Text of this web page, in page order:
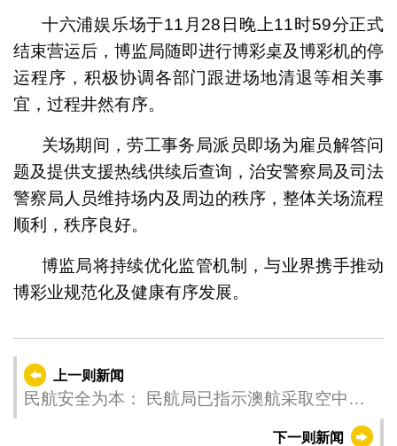
十六浦娱乐场于11月28日晚上11时59分正式
结束营运后，博监局随即进行博彩桌及博彩机的停
运程序，积极协调各部门跟进场地清退等相关事
宜，过程井然有序。
关场期间，劳工事务局派员即场为雇员解答问
题及提供支援热线供续后查询，治安警察局及司法
警察局人员维持场内及周边的秩序，整体关场流程
顺利，秩序良好。
博监局将持续优化监管机制，与业界携手推动
博彩业规范化及健康有序发展。
上一则新闻
民航安全为本： 民航局已指示澳航采取空中巴
下一则新闻